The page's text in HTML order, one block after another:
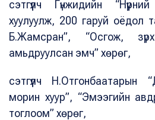
сэтгүүлч Гүнжидийн
хуулуулж, 200 гаруй оёдол
Б.Жамсран”, “Осгож,
амьдруулсан эмч” хөрөг,
сэтгүүлч Н.Отгонбаатарын
морин хуур”, “Эмээгийн
тоглоом” хөрөг,